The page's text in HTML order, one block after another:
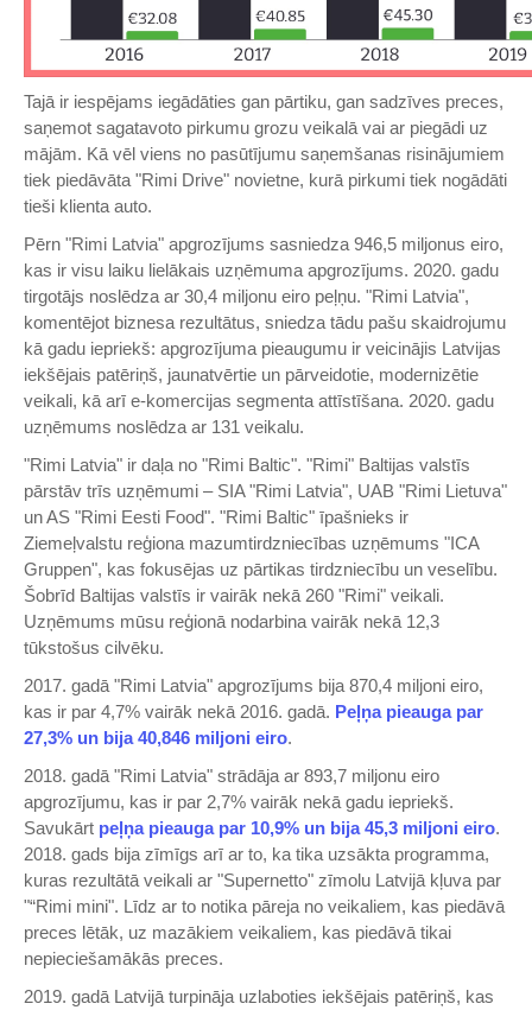
Tajā ir iespējams iegādāties gan pārtiku, gan sadzīves preces,
saņemot sagatavoto pirkumu grozu veikalā vai ar piegādi uz
mājām. Kā vēl viens no pasūtījumu saņemšanas risinājumiem
tiek piedāvāta "Rimi Drive" novietne, kurā pirkumi tiek nogādāti
tieši klienta auto.
Pērn "Rimi Latvia" apgrozījums sasniedza 946,5 miljonus eiro,
kas ir visu laiku lielākais uzņēmuma apgrozījums. 2020. gadu
tirgotājs noslēdza ar 30,4 miljonu eiro peļņu. "Rimi Latvia",
komentējot biznesa rezultātus, sniedza tādu pašu skaidrojumu
kā gadu iepriekš: apgrozījuma pieaugumu ir veicinājis Latvijas
iekšējais patēriņš, jaunatvērtie un pārveidotie, modernizētie
veikali, kā arī e-komercijas segmenta attīstīšana. 2020. gadu
uzņēmums noslēdza ar 131 veikalu.
"Rimi Latvia" ir daļa no "Rimi Baltic". "Rimi" Baltijas valstīs
pārstāv trīs uzņēmumi – SIA "Rimi Latvia", UAB "Rimi Lietuva"
un AS "Rimi Eesti Food". "Rimi Baltic" īpašnieks ir
Ziemeļvalstu reģiona mazumtirdzniecības uzņēmums "ICA
Gruppen", kas fokusējas uz pārtikas tirdzniecību un veselību.
Šobrīd Baltijas valstīs ir vairāk nekā 260 "Rimi" veikali.
Uzņēmums mūsu reģionā nodarbina vairāk nekā 12,3
tūkstošus cilvēku.
2017. gadā "Rimi Latvia" apgrozījums bija 870,4 miljoni eiro,
kas ir par 4,7% vairāk nekā 2016. gadā. Peļņa pieauga par
27,3% un bija 40,846 miljoni eiro.
2018. gadā "Rimi Latvia" strādāja ar 893,7 miljonu eiro
apgrozījumu, kas ir par 2,7% vairāk nekā gadu iepriekš.
Savukārt peļņa pieauga par 10,9% un bija 45,3 miljoni eiro.
2018. gads bija zīmīgs arī ar to, ka tika uzsākta programma,
kuras rezultātā veikali ar "Supernetto" zīmolu Latvijā kļuva par
"“Rimi mini". Līdz ar to notika pāreja no veikaliem, kas piedāvā
preces lētāk, uz mazākiem veikaliem, kas piedāvā tikai
nepieciešamākās preces.
2019. gadā Latvijā turpināja uzlaboties iekšējais patēriņš, kas